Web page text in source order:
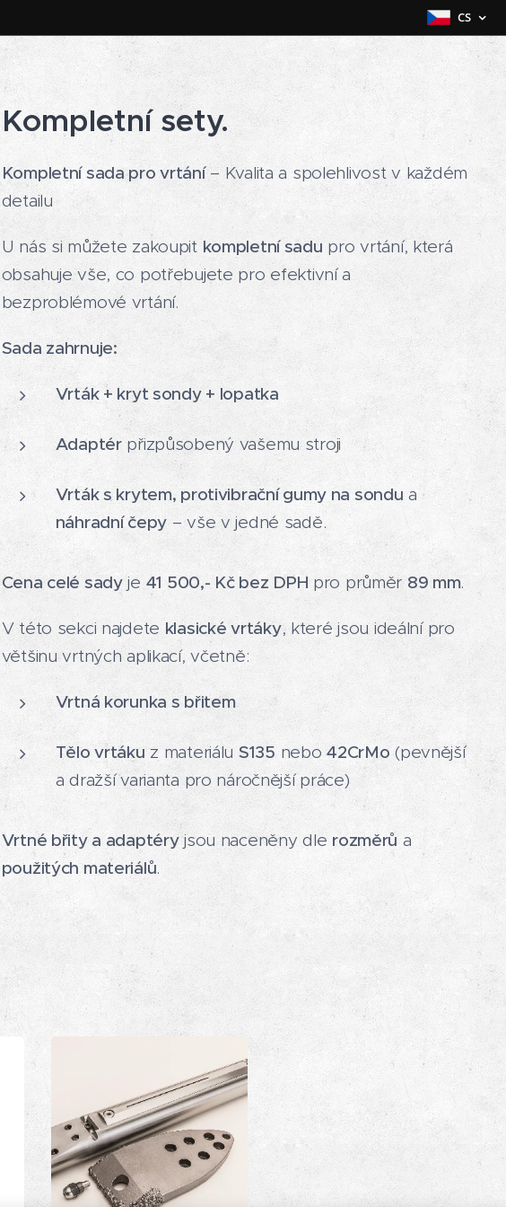
CS
Kompletní sety.
Kompletní sada pro vrtání– Kvalita a spolehlivost v každém
detailu
U nás si můžete zakoupit kompletní sadu pro vrtání, která
obsahuje vše, co potřebujete pro efektivní a
bezproblémové vrtání.
Sada zahrnuje:
Vrták + kryt sondy + lopatka
Adaptérpřizpůsobený vašemu stroji
Vrták s krytem, protivibrační gumy na sondu a
náhradní čepy – vše v jedné sadě.
Cena celé sadyje 41 500,- Kč bez DPH pro průměr 89 mm.
V této sekci najdeteklasické vrtáky, které jsou ideální pro
většinu vrtných aplikací, včetně:
Vrtná korunka s břitem
Tělo vrtáku z materiálu S135 nebo42CrMo (pevnější
a dražší varianta pro náročnější práce)
Vrtné břity a adaptéryjsou naceněny dle rozměrůa
použitých materiálů.